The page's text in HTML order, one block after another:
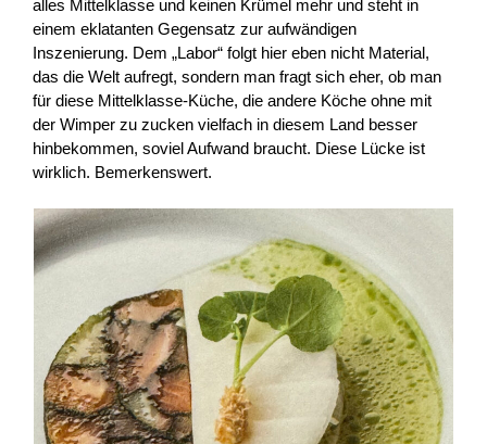
alles Mittelklasse und keinen Krümel mehr und steht in
einem eklatanten Gegensatz zur aufwändigen
Inszenierung. Dem „Labor“ folgt hier eben nicht Material,
das die Welt aufregt, sondern man fragt sich eher, ob man
für diese Mittelklasse-Küche, die andere Köche ohne mit
der Wimper zu zucken vielfach in diesem Land besser
hinbekommen, soviel Aufwand braucht. Diese Lücke ist
wirklich. Bemerkenswert.